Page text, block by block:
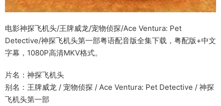
电影神探飞机头/王牌威龙/宠物侦探/Ace Ventura: Pet
Detective/神探飞机头第一部粤语配音版全集下载，粤配版+中文
字幕，1080P高清MKV格式。
片名：神探飞机头
别名：王牌威龙 / 宠物侦探 / Ace Ventura: Pet Detective / 神探
飞机头第一部